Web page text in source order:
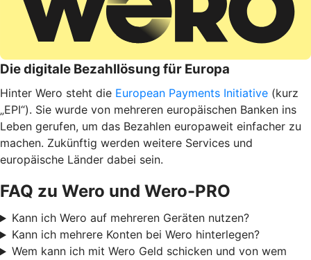
Die digitale Bezahllösung für Europa
Hinter Wero steht die European Payments Initiative (kurz
„EPI“). Sie wurde von mehreren europäischen Banken ins
Leben gerufen, um das Bezahlen europaweit einfacher zu
machen. Zukünftig werden weitere Services und
europäische Länder dabei sein.
FAQ zu Wero und Wero-PRO
Kann ich Wero auf mehreren Geräten nutzen?
Kann ich mehrere Konten bei Wero hinterlegen?
Wem kann ich mit Wero Geld schicken und von wem